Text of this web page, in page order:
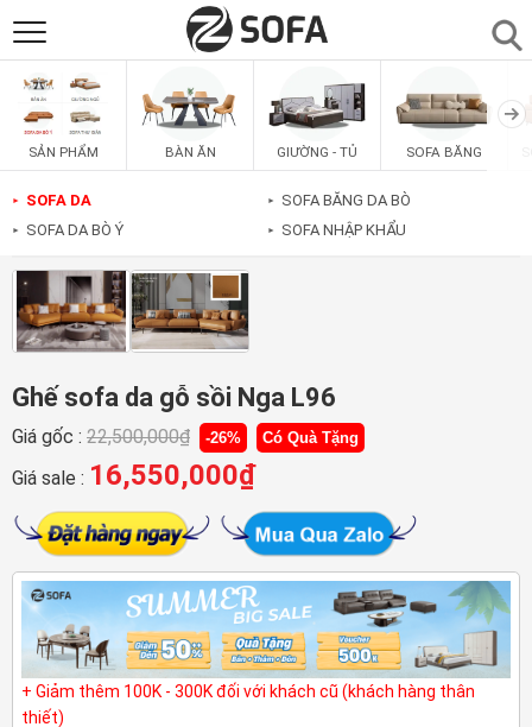
SẢN PHẨM
SOFAS
PHÒNG ĂN
PHÒNG NGỦ
PHÒNG KHÁCH
SẢN PHẨM BÀN ĂN GIƯỜNG - TỦ SOFA BĂNG
► SOFA DA
► SOFA DA BÒ Ý
► SOFA BĂNG DA BÒ
► SOFA NHẬP KHẨU
Ghế sofa da gỗ sồi Nga L96
Giá gốc : 22,500,000₫ -26% Có Quà Tặng
Giá sale : 16,550,000₫
+ Giảm thêm 100K - 300K đối với khách cũ (khách hàng thân
thiết)